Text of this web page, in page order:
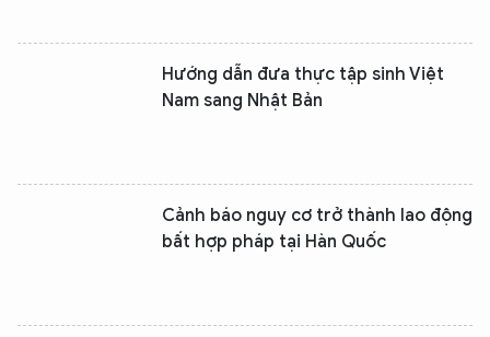
Hướng dẫn đưa thực tập sinh Việt
Nam sang Nhật Bản
Cảnh báo nguy cơ trở thành lao động
bất hợp pháp tại Hàn Quốc